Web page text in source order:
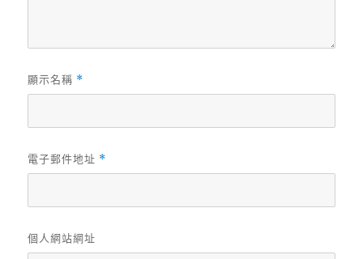
顯示名稱 *
電子郵件地址 *
個人網站網址